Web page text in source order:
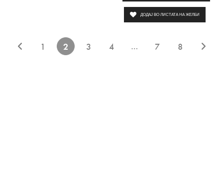
ДОДАЈ ВО ЛИСТАТА НА ЖЕЛБИ
1 2 3 4 … 7 8